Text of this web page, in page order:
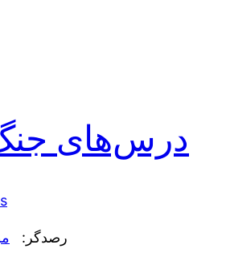
درس‌های جنگ
رصدگر: